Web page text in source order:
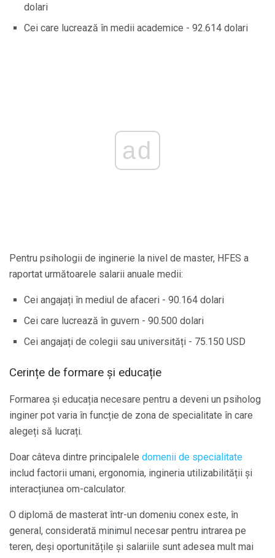
dolari
Cei care lucrează în medii academice - 92.614 dolari
ad
Pentru psihologii de inginerie la nivel de master, HFES a
raportat următoarele salarii anuale medii:
Cei angajați în mediul de afaceri - 90.164 dolari
Cei care lucrează în guvern - 90.500 dolari
Cei angajați de colegii sau universități - 75.150 USD
Cerințe de formare și educație
Formarea și educația necesare pentru a deveni un psiholog
inginer pot varia în funcție de zona de specialitate în care
alegeți să lucrați.
Doar câteva dintre principalele domenii de specialitate
includ factorii umani, ergonomia, ingineria utilizabilității și
interacțiunea om-calculator.
O diplomă de masterat într-un domeniu conex este, în
general, considerată minimul necesar pentru intrarea pe
teren, deși oportunitățile și salariile sunt adesea mult mai